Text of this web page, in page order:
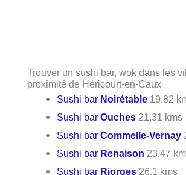
Trouver un sushi bar, wok dans les
proximité de Héricourt-en-Caux
Sushi bar Noirétable 19.82
Sushi barOuches 21.31 kms
Sushi barCommelle-Vernay
Sushi bar Renaison 23.47
Sushi bar Riorges 26.1 kms